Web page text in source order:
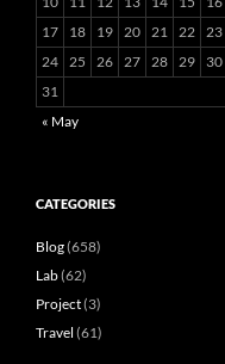
17
18 19 20 21 22 23
24 25 26 27 28 29
30
31
« May
CATEGORIES
Blog(658)
Lab(62)
Project(3)
Travel (61)